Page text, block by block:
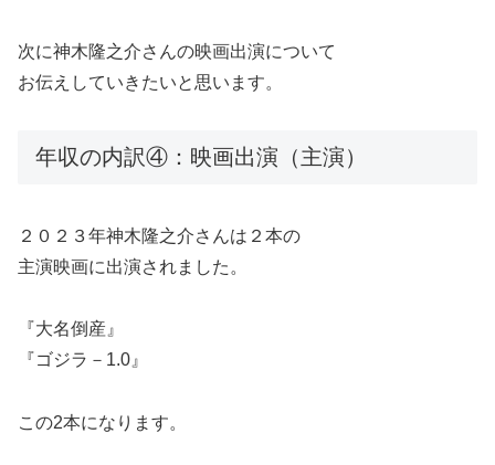
次に神木隆之介さんの映画出演について
お伝えしていきたいと思います。
年収の内訳④：映画出演（主演）
２０２３年神木隆之介さんは２本の
主演映画に出演されました。
『大名倒産』
『ゴジラ－1.0』
この2本になります。